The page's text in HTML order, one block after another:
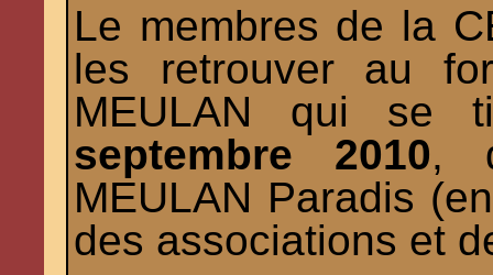
Le membres de la
les retrouver au
MEULAN qui se
septembre 2010,
MEULAN Paradis
des associations et